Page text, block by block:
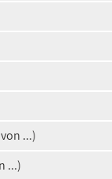
...)
...)